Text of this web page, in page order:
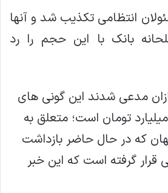
انتظامی تکذیب شد و آنها
بانک با این حجم را رد
مدعی شدند این گونی های
تومان است؛ متعلق به
که در حال حاضر بازداشت
گرفته است که این خبر